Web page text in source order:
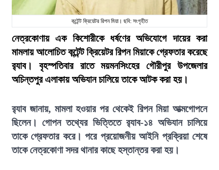
কন্টেন্ট ক্রিয়েটর রিপন মিয়া। ছবি: সংগৃহীত
নেত্রকোণায় এক কিশোরীকে ধর্ষণের অভিযোগে দায়ের করা
মামলায় আলোচিত কন্টেন্ট ক্রিয়েটর রিপন মিয়াকে গ্রেফতার করেছে
র‍্যাব। বৃহস্পতিবার রাতে ময়মনসিংহের গৌরীপুর উপজেলার
অচিন্তপুর এলাকায় অভিযান চালিয়ে তাকে আটক করা হয়।
র‍্যাব জানায়, মামলা হওয়ার পর থেকেই রিপন মিয়া আত্মগোপনে
ছিলেন। গোপন তথ্যের ভিত্তিতে র‍্যাব-১৪ অভিযান চালিয়ে
তাকে গ্রেফতার করে। পরে প্রয়োজনীয় আইনি প্রক্রিয়া শেষে
তাকে নেত্রকোণা সদর থানার কাছে হস্তান্তর করা হয়।